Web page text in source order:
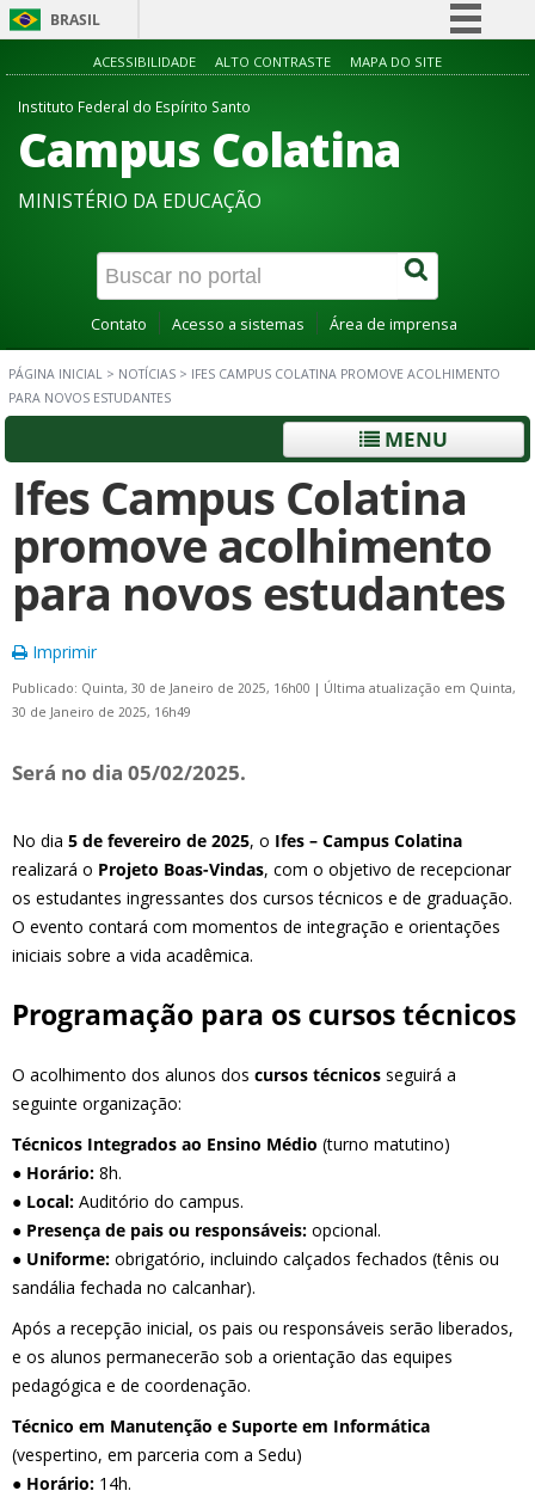
BRASIL
Simplifique!
Acesso à informação
Canais
ACESSIBILIDADE ALTO CONTRASTE MAPA DO SITE
Instituto Federal do Espírito Santo
Campus Colatina
MINISTÉRIO DA EDUCAÇÃO
Contato Acesso a sistemas Área de imprensa
PÁGINA INICIAL > NOTÍCIAS > IFES CAMPUS COLATINA PROMOVE ACOLHIMENTO
PARA NOVOS ESTUDANTES
MENU
Ifes Campus Colatina
promove acolhimento
para novos estudantes
Imprimir
Publicado: Quinta, 30 de Janeiro de 2025, 16h00 | Última atualização em Quinta,
30 de Janeiro de 2025, 16h49
Será no dia 05/02/2025.
No dia 5 de fevereiro de 2025, o Ifes – Campus Colatina
realizará o Projeto Boas-Vindas, com o objetivo de recepcionar
os estudantes ingressantes dos cursos técnicos e de graduação.
O evento contará com momentos de integração e orientações
iniciais sobre a vida acadêmica.
Programação para os cursos técnicos
O acolhimento dos alunos dos cursos técnicos seguirá a
seguinte organização:
Técnicos Integrados ao Ensino Médio (turno matutino)
● Horário: 8h.
● Local: Auditório do campus.
● Presença de pais ou responsáveis: opcional.
● Uniforme: obrigatório, incluindo calçados fechados (tênis ou
sandália fechada no calcanhar).
Após a recepção inicial, os pais ou responsáveis serão liberados,
e os alunos permanecerão sob a orientação das equipes
pedagógica e de coordenação.
Técnico em Manutenção e Suporte em Informática
(vespertino, em parceria com a Sedu)
● Horário: 14h.